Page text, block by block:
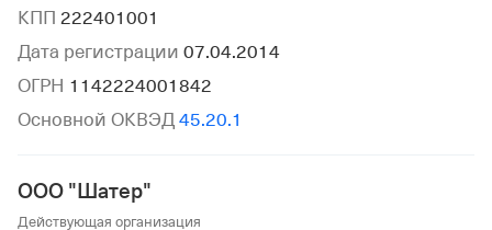
КПП 222401001
Дата регистрации 07.04.2014
ОГРН 1142224001842
Основной ОКВЭД 45.20.1
ООО "Шатер"
Действующая организация